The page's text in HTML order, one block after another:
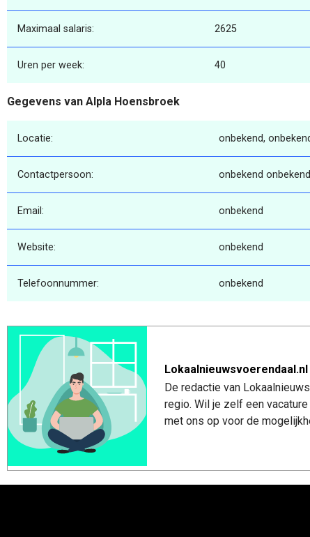
Maximaal salaris: 2625
Uren per week: 40
Gegevens van Alpla Hoensbroek
Locatie: onbekend,
Contactpersoon: onbekend onbekend
Email: onbekend
Website: onbekend
Telefoonnummer: onbekend
De redactie van
regio. Wil je zelf een
met ons op voor de